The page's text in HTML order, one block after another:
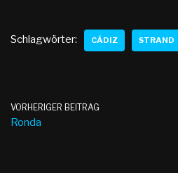
Schlagwörter: CÁDIZ STRAND
VORHERIGER BEITRAG
Ronda